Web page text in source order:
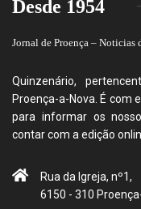
Desde 1954
Jornal de Proença – Noticias
Quinzenário,
Proença-a-Nova. É com
para informar os
contar com a edição
Rua da Igreja, nº1,
6150 - 310